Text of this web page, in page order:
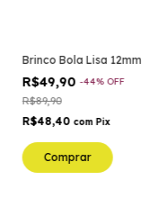
Brinco Bola Lisa 12mm
R$49,90-44% OFF
R$89,90
R$48,40 com Pix
Comprar